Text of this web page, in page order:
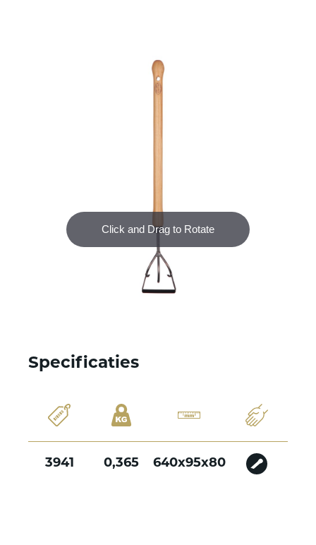
Specificaties
3941 0,365 640x95x80